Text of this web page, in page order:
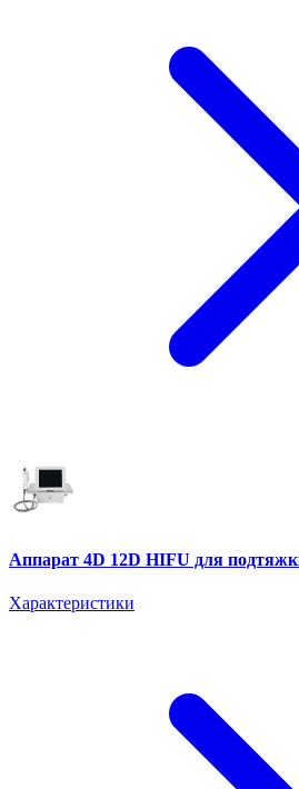
Аппарат 4D 12D HIFU для
Характеристики